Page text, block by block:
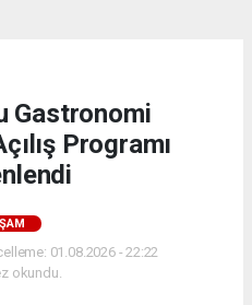
Gastronomi
Programı
01.08.2026 - 22:22
okundu.